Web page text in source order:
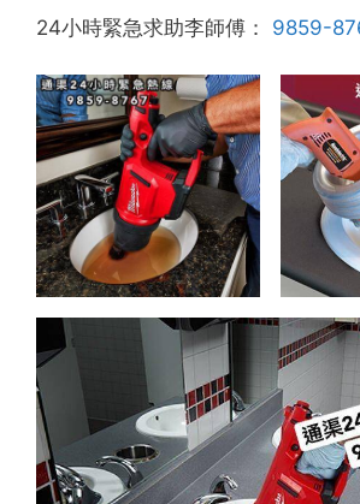
24小時緊急求助李師傅： 9859-